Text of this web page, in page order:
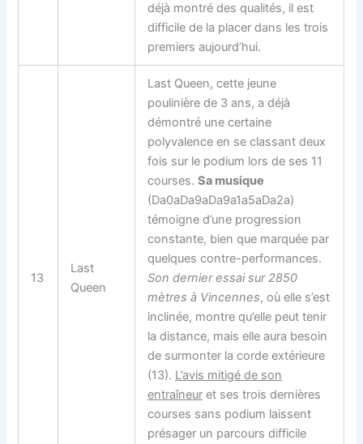
déjà montré des qualités, il est
difficile de la placer dans les trois
premiers aujourd’hui.
13
Last
Queen
Last Queen, cette jeune
poulinière de 3 ans, a déjà
démontré une certaine
polyvalence en se classant deux
fois sur le podium lors de ses 11
courses.Sa musique
(Da0aDa9aDa9a1a5aDa2a)
témoigne d’une progression
constante, bien que marquée par
quelques contre-performances.
Son dernier essai sur 2850
mètres à Vincennes, où elle s’est
inclinée, montre qu’elle peut tenir
la distance, mais elle aura besoin
de surmonter la corde extérieure
(13). L’avis mitigé de son
entraîneur et ses trois dernières
courses sans podium laissent
présager un parcours difficile